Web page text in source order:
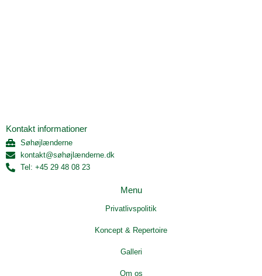
Kontakt informationer
Søhøjlænderne
kontakt@søhøjlænderne.dk
Tel: +45 29 48 08 23
Menu
Privatlivspolitik
Koncept & Repertoire
Galleri
Om os